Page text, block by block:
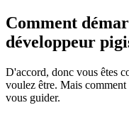
Comment
développeur
D'accord, donc vous êtes
voulez être. Mais comment
vous guider.